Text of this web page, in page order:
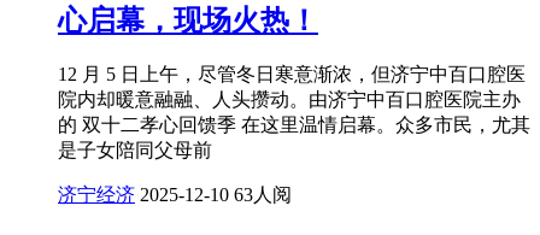
心启幕，现场火热！
12 月 5 日上午，尽管冬日寒意渐浓，但济宁中百口腔医
院内却暖意融融、人头攒动。由济宁中百口腔医院主办
的 双十二孝心回馈季 在这里温情启幕。众多市民，尤其
是子女陪同父母前
济宁经济 2025-12-10 63人阅